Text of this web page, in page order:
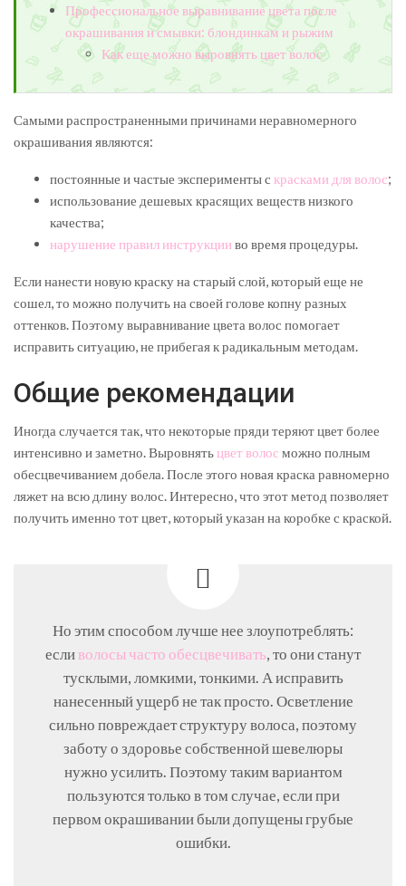
Профессиональное выравнивание цвета после
окрашивания и смывки: блондинкам и рыжим
Как еще можно выровнять цвет волос
Самыми распространенными причинами неравномерного
окрашивания являются:
постоянные и частые эксперименты с красками для волос;
использование дешевых красящих веществ низкого
качества;
нарушение правил инструкции во время процедуры.
Если нанести новую краску на старый слой, который еще не
сошел, то можно получить на своей голове копну разных
оттенков. Поэтому выравнивание цвета волос помогает
исправить ситуацию, не прибегая к радикальным методам.
Общие рекомендации
Иногда случается так, что некоторые пряди теряют цвет более
интенсивно и заметно. Выровнятьцвет волос можно полным
обесцвечиванием добела. После этого новая краска равномерно
ляжет на всю длину волос. Интересно, что этот метод позволяет
получить именно тот цвет, который указан на коробке с краской.
Но этим способом лучше нее злоупотреблять:
если волосы часто обесцвечивать, то они станут
тусклыми, ломкими, тонкими. А исправить
нанесенный ущерб не так просто. Осветление
сильно повреждает структуру волоса, поэтому
заботу о здоровье собственной шевелюры
нужно усилить. Поэтому таким вариантом
пользуются только в том случае, если при
первом окрашивании были допущены грубые
ошибки.